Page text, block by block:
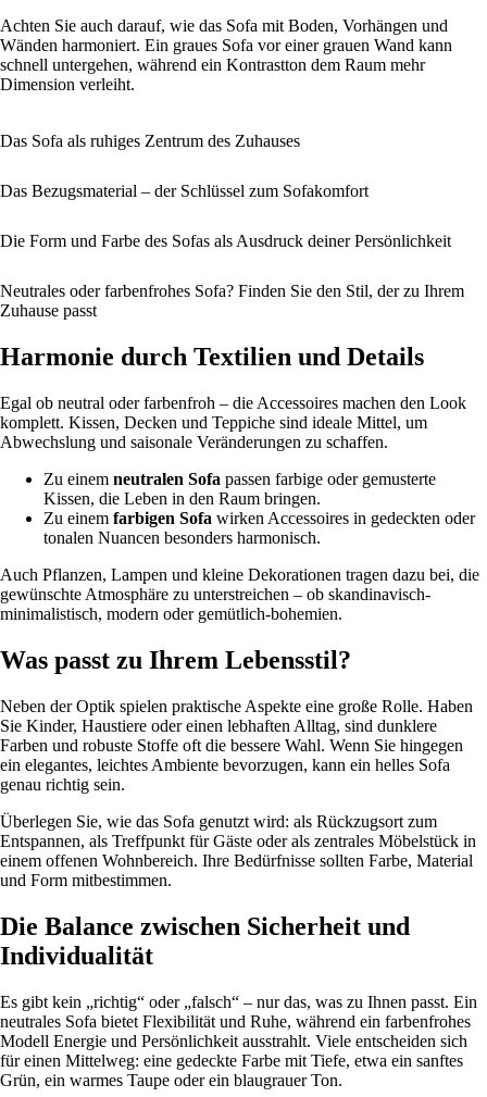
Achten Sie auch darauf, wie das Sofa mit Boden, Vorhängen und
Wänden harmoniert. Ein graues Sofa vor einer grauen Wand kann
schnell untergehen, während ein Kontrastton dem Raum mehr
Dimension verleiht.
Das Sofa als ruhiges Zentrum des Zuhauses
Das Bezugsmaterial – der Schlüssel zum Sofakomfort
Die Form und Farbe des Sofas als Ausdruck deiner Persönlichkeit
Neutrales oder farbenfrohes Sofa? Finden Sie den Stil, der zu Ihrem
Zuhause passt
Harmonie durch Textilien und Details
Egal ob neutral oder farbenfroh – die Accessoires machen den Look
komplett. Kissen, Decken und Teppiche sind ideale Mittel, um
Abwechslung und saisonale Veränderungen zu schaffen.
Zu einem neutralen Sofa passen farbige oder gemusterte
Kissen, die Leben in den Raum bringen.
Zu einem farbigen Sofa wirken Accessoires in gedeckten oder
tonalen Nuancen besonders harmonisch.
Auch Pflanzen, Lampen und kleine Dekorationen tragen dazu bei, die
gewünschte Atmosphäre zu unterstreichen – ob skandinavisch-
minimalistisch, modern oder gemütlich-bohemien.
Was passt zu Ihrem Lebensstil?
Neben der Optik spielen praktische Aspekte eine große Rolle. Haben
Sie Kinder, Haustiere oder einen lebhaften Alltag, sind dunklere
Farben und robuste Stoffe oft die bessere Wahl. Wenn Sie hingegen
ein elegantes, leichtes Ambiente bevorzugen, kann ein helles Sofa
genau richtig sein.
Überlegen Sie, wie das Sofa genutzt wird: als Rückzugsort zum
Entspannen, als Treffpunkt für Gäste oder als zentrales Möbelstück in
einem offenen Wohnbereich. Ihre Bedürfnisse sollten Farbe, Material
und Form mitbestimmen.
Die Balance zwischen Sicherheit und
Individualität
Es gibt kein „richtig“ oder „falsch“ – nur das, was zu Ihnen passt. Ein
neutrales Sofa bietet Flexibilität und Ruhe, während ein farbenfrohes
Modell Energie und Persönlichkeit ausstrahlt. Viele entscheiden sich
für einen Mittelweg: eine gedeckte Farbe mit Tiefe, etwa ein sanftes
Grün, ein warmes Taupe oder ein blaugrauer Ton.